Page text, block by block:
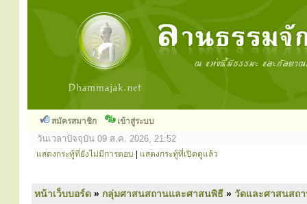
สมัครสมาชิก เข้าสู่ระบบ
วันเวลาปัจจุบัน 09 ส.ค. 2026, 21:52
แสดงกระทู้ที่ยังไม่มีการตอบ แสดงกระทู้ที่เปิดดูแล้ว
หน้าเว็บบอร์ด » กลุ่มศาสนสถานและศาสนพิธี » วัดและศาสนสถ